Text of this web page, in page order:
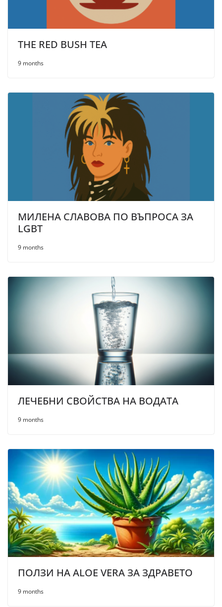
THE RED BUSH ТЕА
9 months
МИЛЕНА СЛАВОВА ПО ВЪПРОСА ЗА
LGBT
9 months
ЛЕЧЕБНИ СВОЙСТВА НА ВОДАТА
9 months
ПОЛЗИ НА ALOE VERA ЗА ЗДРАВЕТО
9 months